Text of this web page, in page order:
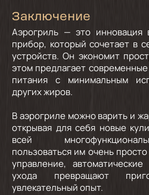
Заключение
Аэрогриль — это инновация
прибор, который сочетает в
устройств. Он экономит
этом предлагает
питания с минимальным
других жиров.
В аэрогриле можно варить и
открывая для себя новые
всей
пользоваться им очень
управление,
ухода превращают
увлекательный опыт.